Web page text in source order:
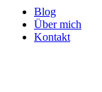
Blog
Über mich
Kontakt